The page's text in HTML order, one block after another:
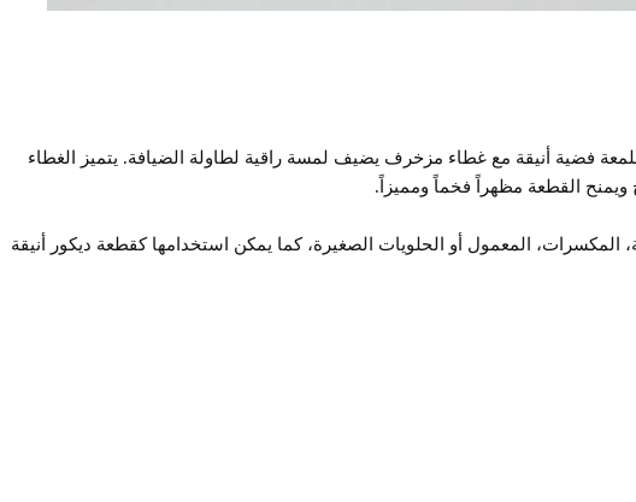
فضية أنيقة مع غطاء مزخرف يضيف لمسة راقية لطاولة الضيافة. يتميز الغطاء
القطعة مظهراً فخماً ومميزاً.
المكسرات، المعمول أو الحلويات الصغيرة، كما يمكن استخدامها كقطعة ديكور أنيقة